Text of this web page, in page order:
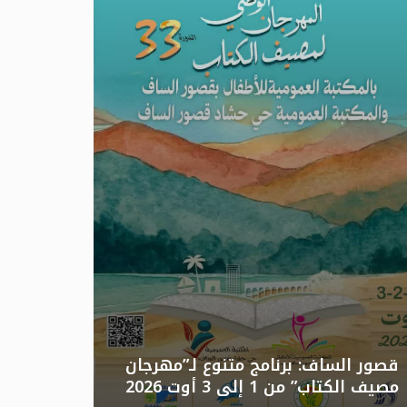
قصور الساف: برنامج متنوع لـ”مهرجان
مصيف الكتاب” من 1 إلى 3 أوت 2026